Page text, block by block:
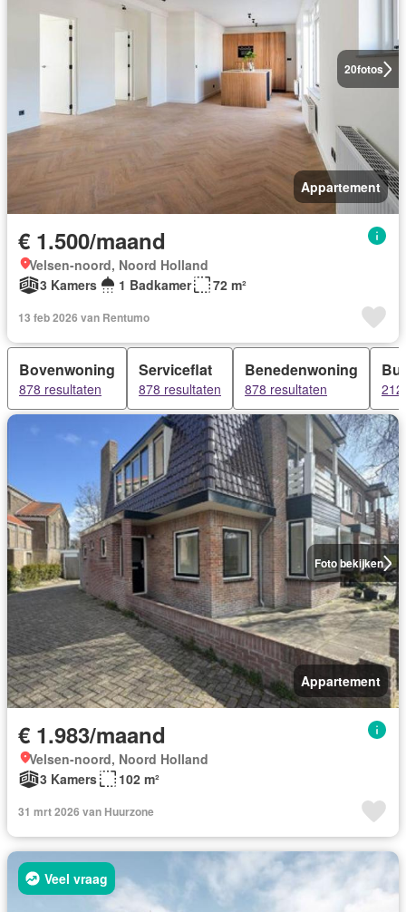
20fotos
Appartement
€ 1.500/maand
Velsen-noord, Noord Holland
3 Kamers
1 Badkamer 72 m²
13 feb 2026 van Rentumo
Bovenwoning
878 resultaten
Serviceflat
878 resultaten
Benedenwoning
878 resultaten
Foto bekijken
Appartement
€ 1.983/maand
Velsen-noord, Noord Holland
3 Kamers
102 m²
31 mrt 2026 van Huurzone
Veel vraag